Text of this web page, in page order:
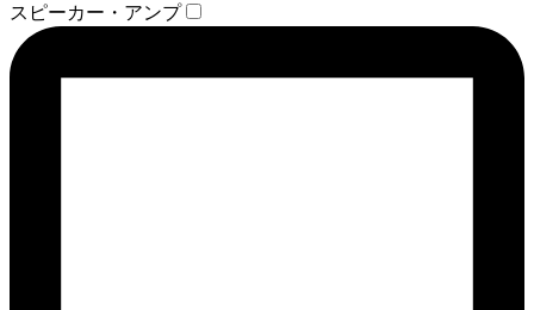
スピーカー・アンプ